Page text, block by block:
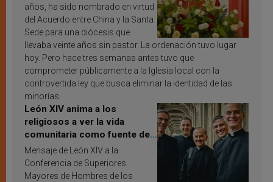
años, ha sido nombrado en virtud
del Acuerdo entre China y la Santa
Sede para una diócesis que
llevaba veinte años sin pastor. La ordenación tuvo lugar
hoy. Pero hace tres semanas antes tuvo que
comprometer públicamente a la Iglesia local con la
controvertida ley que busca eliminar la identidad de las
minorías.
León XIV anima a los
religiosos a ver la vida
comunitaria como fuente de
inspiración y santificación
Mensaje de León XIV a la
Conferencia de Superiores
Mayores de Hombres de los